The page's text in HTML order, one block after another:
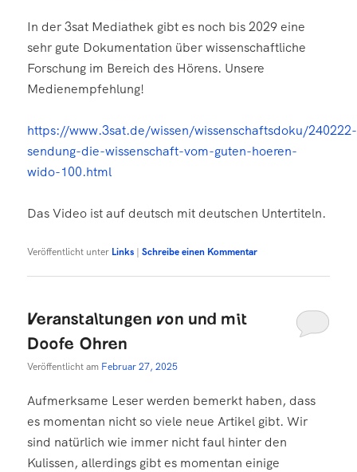
In der 3sat Mediathek gibt es noch bis 2029 eine
sehr gute Dokumentation über wissenschaftliche
Forschung im Bereich des Hörens. Unsere
Medienempfehlung!
https://www.3sat.de/wissen/wissenschaftsdoku/240222-
sendung-die-wissenschaft-vom-guten-hoeren-
wido-100.html
Das Video ist auf deutsch mit deutschen Untertiteln.
Veröffentlicht unter Links |Schreibe einen Kommentar
Veranstaltungen von und mit
Doofe Ohren
Veröffentlicht am Februar 27, 2025
Aufmerksame Leser werden bemerkt haben, dass
es momentan nicht so viele neue Artikel gibt. Wir
sind natürlich wie immer nicht faul hinter den
Kulissen, allerdings gibt es momentan einige